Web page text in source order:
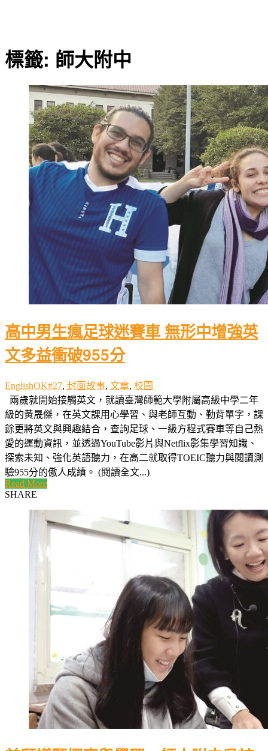
標籤: 師大附中
高中男生瘋足球迷賽車 無形中增強英
文多益衝破955分
EnglishOK#27, 封面故事, 文章, 校園
兩歲就開始接觸英文，就讀臺灣師範大學附屬高級中學二年
級的黃晟傑，在英文課用心學習、與老師互動、勤背單字，課
餘更將英文與興趣結合，查詢足球、一級方程式賽車等自己熱
愛的運動資訊，並透過YouTube影片與Netflix影集學習知識、
探索未知、強化英語聽力，在高二就取得TOEIC聽力與閱讀測
驗955分的傲人成績。 (閱讀全文...)
Read More
SHARE